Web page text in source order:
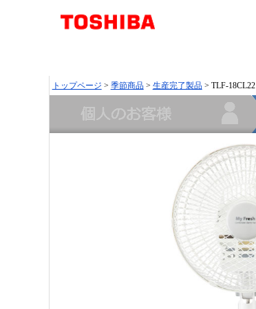
トップページ > 季節商品> 生産完了製品> TLF-18CL22